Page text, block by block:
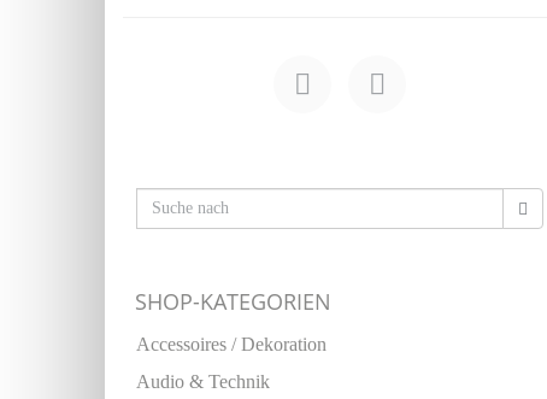
SHOP-KATEGORIEN
Accessoires / Dekoration
Audio & Technik